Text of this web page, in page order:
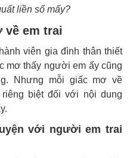
liền số mấy?
về em trai
viên gia đình thân thiết
mơ thấy người em ấy cũng
Nhưng mỗi giấc mơ về
biệt đối với nội dung
với người em trai